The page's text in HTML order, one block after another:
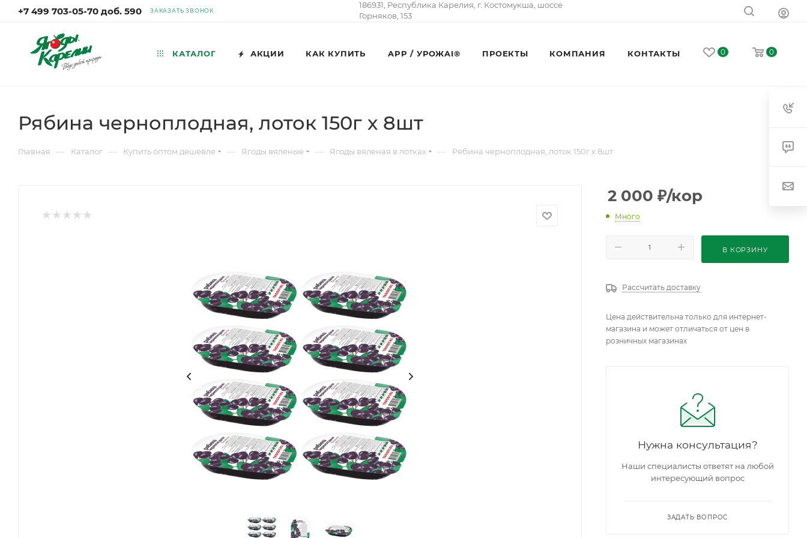
+7 499 703-05-70 доб. 590 ЗАКАЗАТЬ ЗВОНОК
186931, Республика Карелия, г. Костомукша, шоссе
Горняков, 153
0 0
КАТАЛОГ АКЦИИ КАК КУПИТЬ APP / УРОЖAI® ПРОЕКТЫ КОМПАНИЯ КОНТАКТЫ
Рябина черноплодная, лоток 150г х 8шт
Главная — Каталог — Купить оптом дешевле — Ягоды вяленые — Ягоды вяленая в лотках — Рябина черноплодная, лоток 150г х 8шт
2 000 ₽/кор
Много
В КОРЗИНУ
Рассчитать доставку
Цена действительна только для интернет-
магазина и может отличаться от цен в
розничных магазинах
Нужна консультация?
Наши специалисты ответят на любой
интересующий вопрос
ЗАДАТЬ ВОПРОС